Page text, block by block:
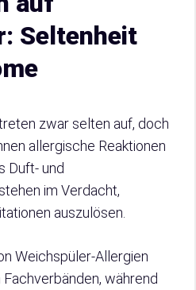
Seltenheit
zwar selten auf, doch
allergische Reaktionen
Duft- und
im Verdacht,
auszulösen.
Weichspüler-Allergien
während